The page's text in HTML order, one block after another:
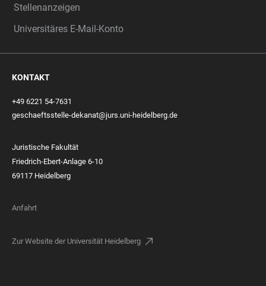
Stellenanzeigen
Universitäres E-Mail-Konto
KONTAKT
+49 6221 54-7631
geschaeftsstelle-dekanat@jurs.uni-heidelberg.de
Juristische Fakultät
Friedrich-Ebert-Anlage 6-10
69117 Heidelberg
Anfahrt
Zur Website der Universität Heidelberg